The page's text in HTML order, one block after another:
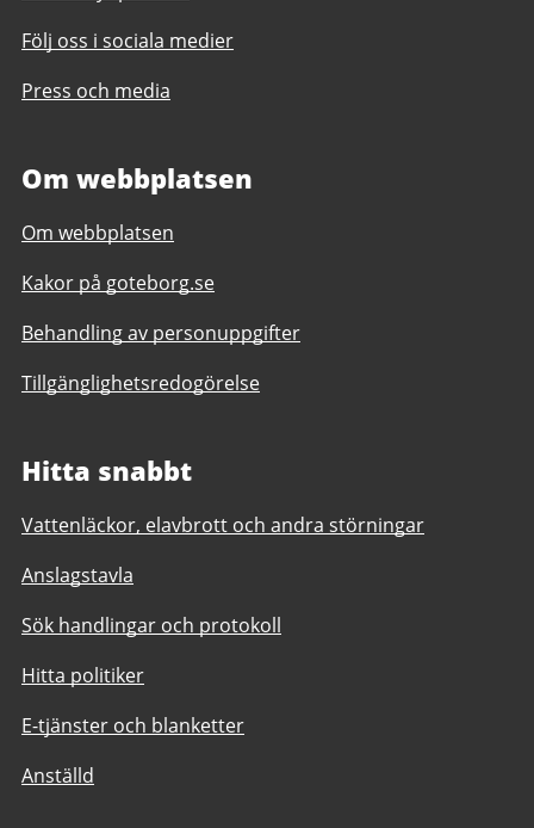
Följ oss i sociala medier
Press och media
Om webbplatsen
Om webbplatsen
Kakor på goteborg.se
Behandling av personuppgifter
Tillgänglighetsredogörelse
Hitta snabbt
Vattenläckor, elavbrott och andra störningar
Anslagstavla
Sök handlingar och protokoll
Hitta politiker
E-tjänster och blanketter
Anställd